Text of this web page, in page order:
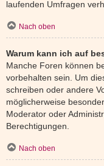
laufenden Umfragen
Nach oben
Warum kann ich auf
Manche Foren können
vorbehalten sein. Um
schreiben oder andere
möglicherweise
Moderator oder
Berechtigungen.
Nach oben